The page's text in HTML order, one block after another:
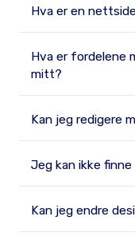
Hva er en
Hva er fordelene
mitt?
Kan jeg redigere
Jeg kan ikke
Kan jeg endre